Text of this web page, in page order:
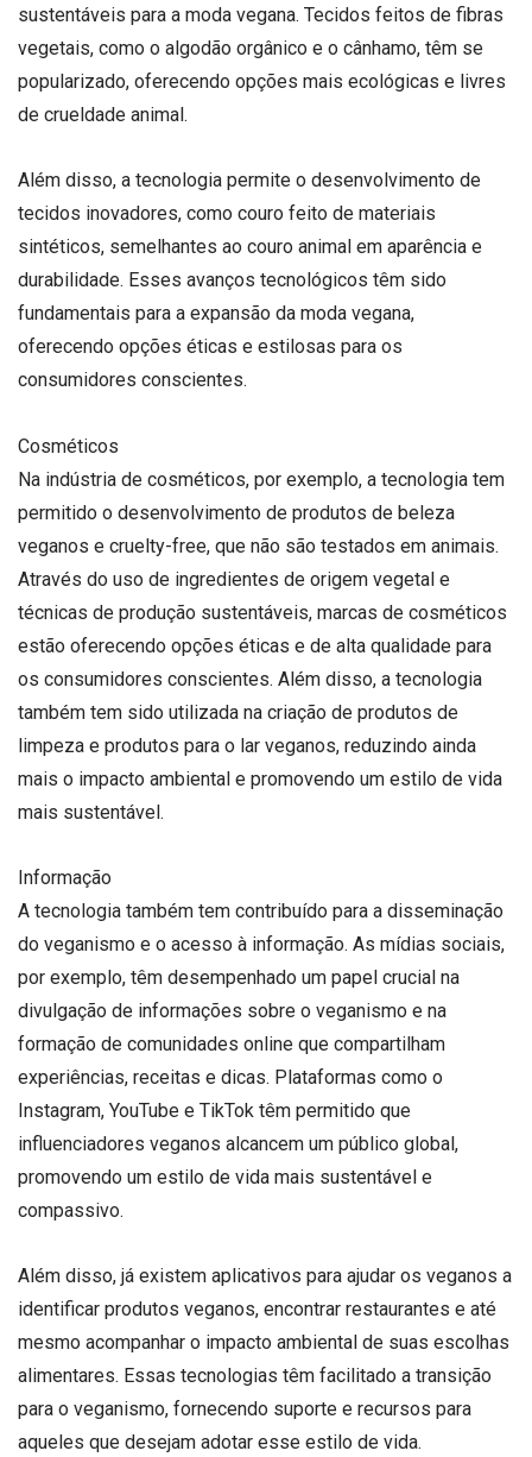
sustentáveis para a moda vegana. Tecidos feitos de fibras
vegetais, como o algodão orgânico e o cânhamo, têm se
popularizado, oferecendo opções mais ecológicas e livres
de crueldade animal.
Além disso, a tecnologia permite o desenvolvimento de
tecidos inovadores, como couro feito de materiais
sintéticos, semelhantes ao couro animal em aparência e
durabilidade. Esses avanços tecnológicos têm sido
fundamentais para a expansão da moda vegana,
oferecendo opções éticas e estilosas para os
consumidores conscientes.
Cosméticos
Na indústria de cosméticos, por exemplo, a tecnologia tem
permitido o desenvolvimento de produtos de beleza
veganos e cruelty-free, que não são testados em animais.
Através do uso de ingredientes de origem vegetal e
técnicas de produção sustentáveis, marcas de cosméticos
estão oferecendo opções éticas e de alta qualidade para
os consumidores conscientes. Além disso, a tecnologia
também tem sido utilizada na criação de produtos de
limpeza e produtos para o lar veganos, reduzindo ainda
mais o impacto ambiental e promovendo um estilo de vida
mais sustentável.
Informação
A tecnologia também tem contribuído para a disseminação
do veganismo e o acesso à informação. As mídias sociais,
por exemplo, têm desempenhado um papel crucial na
divulgação de informações sobre o veganismo e na
formação de comunidades online que compartilham
experiências, receitas e dicas. Plataformas como o
Instagram, YouTube e TikTok têm permitido que
influenciadores veganos alcancem um público global,
promovendo um estilo de vida mais sustentável e
compassivo.
Além disso, já existem aplicativos para ajudar os veganos a
identificar produtos veganos, encontrar restaurantes e até
mesmo acompanhar o impacto ambiental de suas escolhas
alimentares. Essas tecnologias têm facilitado a transição
para o veganismo, fornecendo suporte e recursos para
aqueles que desejam adotar esse estilo de vida.